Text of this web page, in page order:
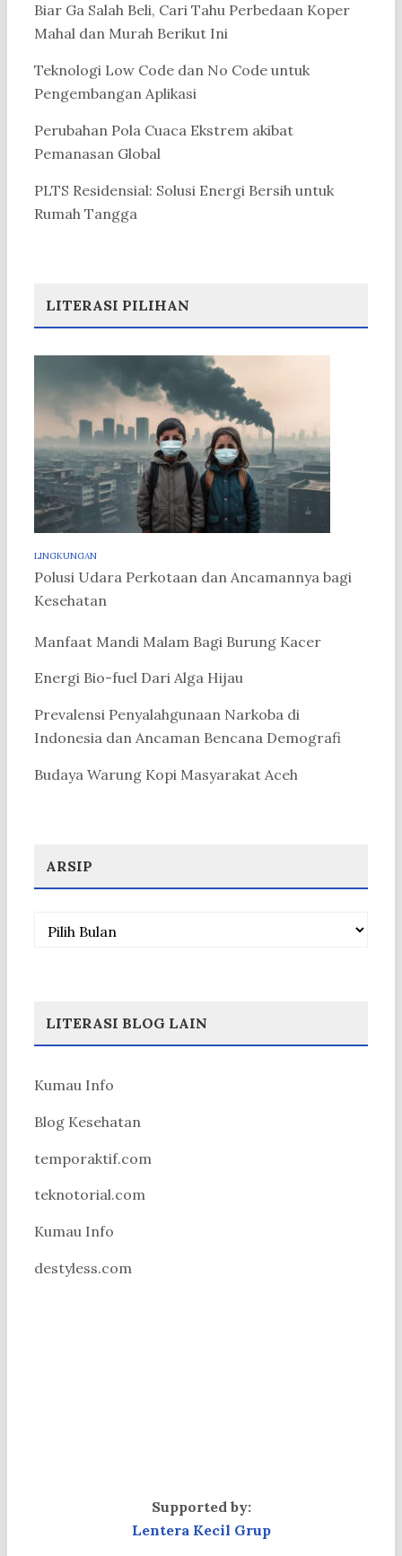
Biar Ga Salah Beli, Cari Tahu Perbedaan Koper
Mahal dan Murah Berikut Ini
Teknologi Low Code dan No Code untuk
Pengembangan Aplikasi
Perubahan Pola Cuaca Ekstrem akibat
Pemanasan Global
PLTS Residensial: Solusi Energi Bersih untuk
Rumah Tangga
LITERASI PILIHAN
LINGKUNGAN
Polusi Udara Perkotaan dan Ancamannya bagi
Kesehatan
Manfaat Mandi Malam Bagi Burung Kacer
Energi Bio-fuel Dari Alga Hijau
Prevalensi Penyalahgunaan Narkoba di
Indonesia dan Ancaman Bencana Demografi
Budaya Warung Kopi Masyarakat Aceh
ARSIP
Arsip
LITERASI BLOG LAIN
Kumau Info
Blog Kesehatan
temporaktif.com
teknotorial.com
Kumau Info
destyless.com
Supported by:
Lentera Kecil Grup